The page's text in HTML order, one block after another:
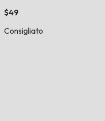
$49
Consigliato